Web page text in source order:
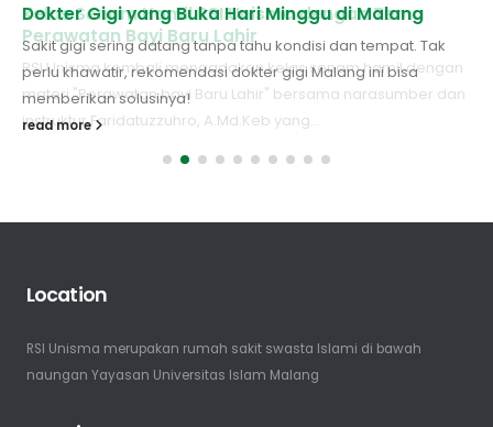
Kelas Senam Hamil RSI Unisma dengan Tema
Perawatan Bayi Baru Lahir
RSI Unisma kembali mengadakan kelas senam hamil dengan
materi "Perawatan bayi Baru Lahir" bersama narasumber dan
instruktur Faridatuzzuhro, A.Md.Keb yang...
Dokter Gigi yang Buka Hari Minggu di Malang
Sakit gigi sering datang tanpa tahu kondisi dan tempat. Tak
perlu khawatir, rekomendasi dokter gigi Malang ini bisa
memberikan solusinya!
read more
Location
RSI Unisma merupakan rumah sakit swasta Islami di bawah
naungan Yayasan Universitas Islam Malang